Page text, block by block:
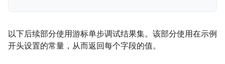
以下后续部分使用游标单步调试结果集。该部分使用在示例
开头设置的常量，从而返回每个字段的值。